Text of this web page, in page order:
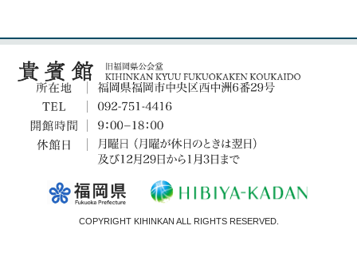
COPYRIGHT KIHINKAN ALL RIGHTS RESERVED.